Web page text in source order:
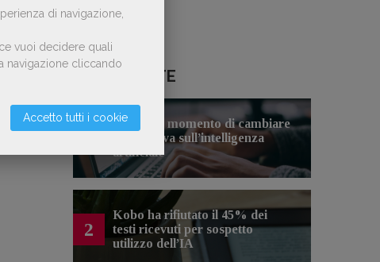
di navigazione,
vuoi decidere quali
navigazione cliccando
Accetto tutti i cookie
LE PIÙ LETTE
1
Forse è il momento di cambiare
prospettiva sull’intelligenza
artificiale
2
Kobo ha rifiutato il 45% dei
testi ricevuti per sospetto
utilizzo dell’IA